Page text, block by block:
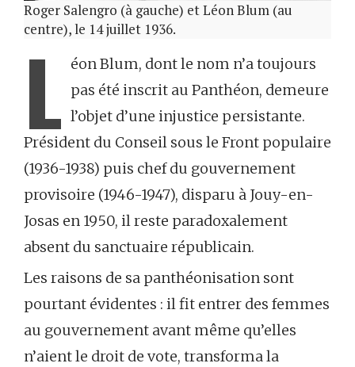
Roger Salengro (à gauche) et Léon Blum (au
centre), le 14 juillet 1936.
L éon Blum, dont le nom n’a toujours
pas été inscrit au Panthéon, demeure
l’objet d’une injustice persistante.
Président du Conseil sous le Front populaire
(1936-1938) puis chef du gouvernement
provisoire (1946-1947), disparu à Jouy-en-
Josas en 1950, il reste paradoxalement
absent du sanctuaire républicain.
Les raisons de sa panthéonisation sont
pourtant évidentes : il fit entrer des femmes
au gouvernement avant même qu’elles
n’aient le droit de vote, transforma la